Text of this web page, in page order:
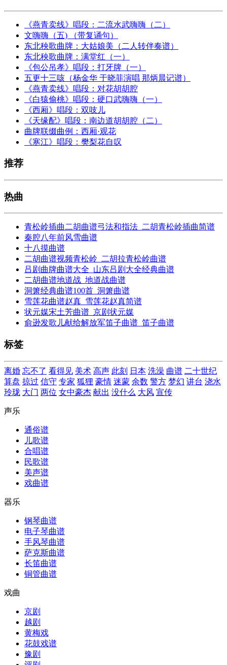
《燕青卖线》唱段：二流水武嗨嗨（二）
文嗨嗨（五) （带复诵句）
东北秧歌曲牌：大姑娘美（二人转伴奏谱）
东北秧歌曲牌：满堂红（一）
《包公吊孝》唱段：打牙牌（一）
五更十三咳（杨金华 于晓菲演唱 那炳晨记谱）
《燕青卖线》唱段：对花胡胡腔
《白猿偷桃》唱段：硬口武嗨嗨（一）
《西厢》唱段：双吱儿
《天缘配》唱段：南边道胡胡腔（二）
曲牌联缀曲例：西厢·观花
《寒江》唱段：樊梨花自叹
推荐
热曲
青松岭插曲二胡曲谱弓法和指法_二胡青松岭插曲简谱
秦腔八年前风雪曲谱
十八摸曲谱
二胡曲谱视频青松岭_二胡拉青松岭曲谱
吕剧曲牌曲谱大全_山东吕剧大全经典曲谱
二胡曲谱地道战_地道战曲谱
洞箫经典曲谱100首_洞箫曲谱
雪莲花曲谱赵真_雪莲花赵真简谱
状元媒宋土芳曲谱_京剧状元媒
俞逊发歌儿献给解放军笛子曲谱_笛子曲谱
标签
离婚 忘不了 看得见 美术 高声 此刻 日本 洗澡 曲谱 二十世纪
算盘 掠过 信守 专家 狐狸 豪情 迷蒙 余数 警方 梦幻 讲台 浇水
玲珑 大门 两位 女中豪杰 献出 没什么 大风 宣传
声乐
通俗谱
儿歌谱
合唱谱
民歌谱
美声谱
戏曲谱
器乐
钢琴曲谱
电子琴曲谱
手风琴曲谱
萨克斯曲谱
长笛曲谱
铜管曲谱
戏曲
京剧
越剧
黄梅戏
花鼓戏谱
豫剧